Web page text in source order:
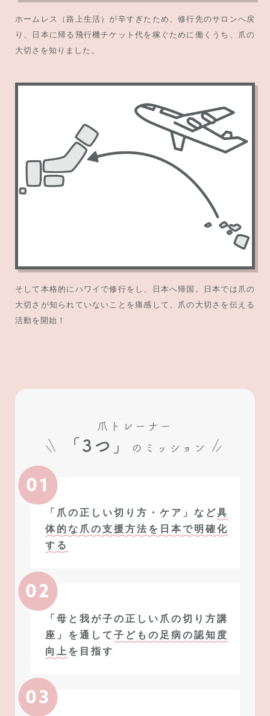
ホームレス（路上生活）が辛すぎたため、修行先のサロンへ戻
り、日本に帰る飛行機チケット代を稼ぐために働くうち、爪の
大切さを知りました。
そして本格的にハワイで修行をし、日本へ帰国。日本では爪の
大切さが知られていないことを痛感して、爪の大切さを伝える
活動を開始！
爪トレーナー
「3つ」 のミッション
01
「爪の正しい切り方・ケア」など具
体的な爪の支援方法を日本で明確化
する
02
「母と我が子の正しい爪の切り方講
座」を通して 子どもの足病の認知度
向上 を目指す
03